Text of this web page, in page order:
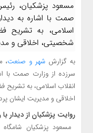
مسعود پزشکیان،
صمت با اشاره به
اسلامی، به تشریح
شخصیتی، اخلاقی و
به گزارش شهر و صنعت،
سرزده از وزارت صمت با
انقلاب اسلامی، به تشریح
اخلاقی و مدیریت ایشان
روایت پزشکیان از دیدار